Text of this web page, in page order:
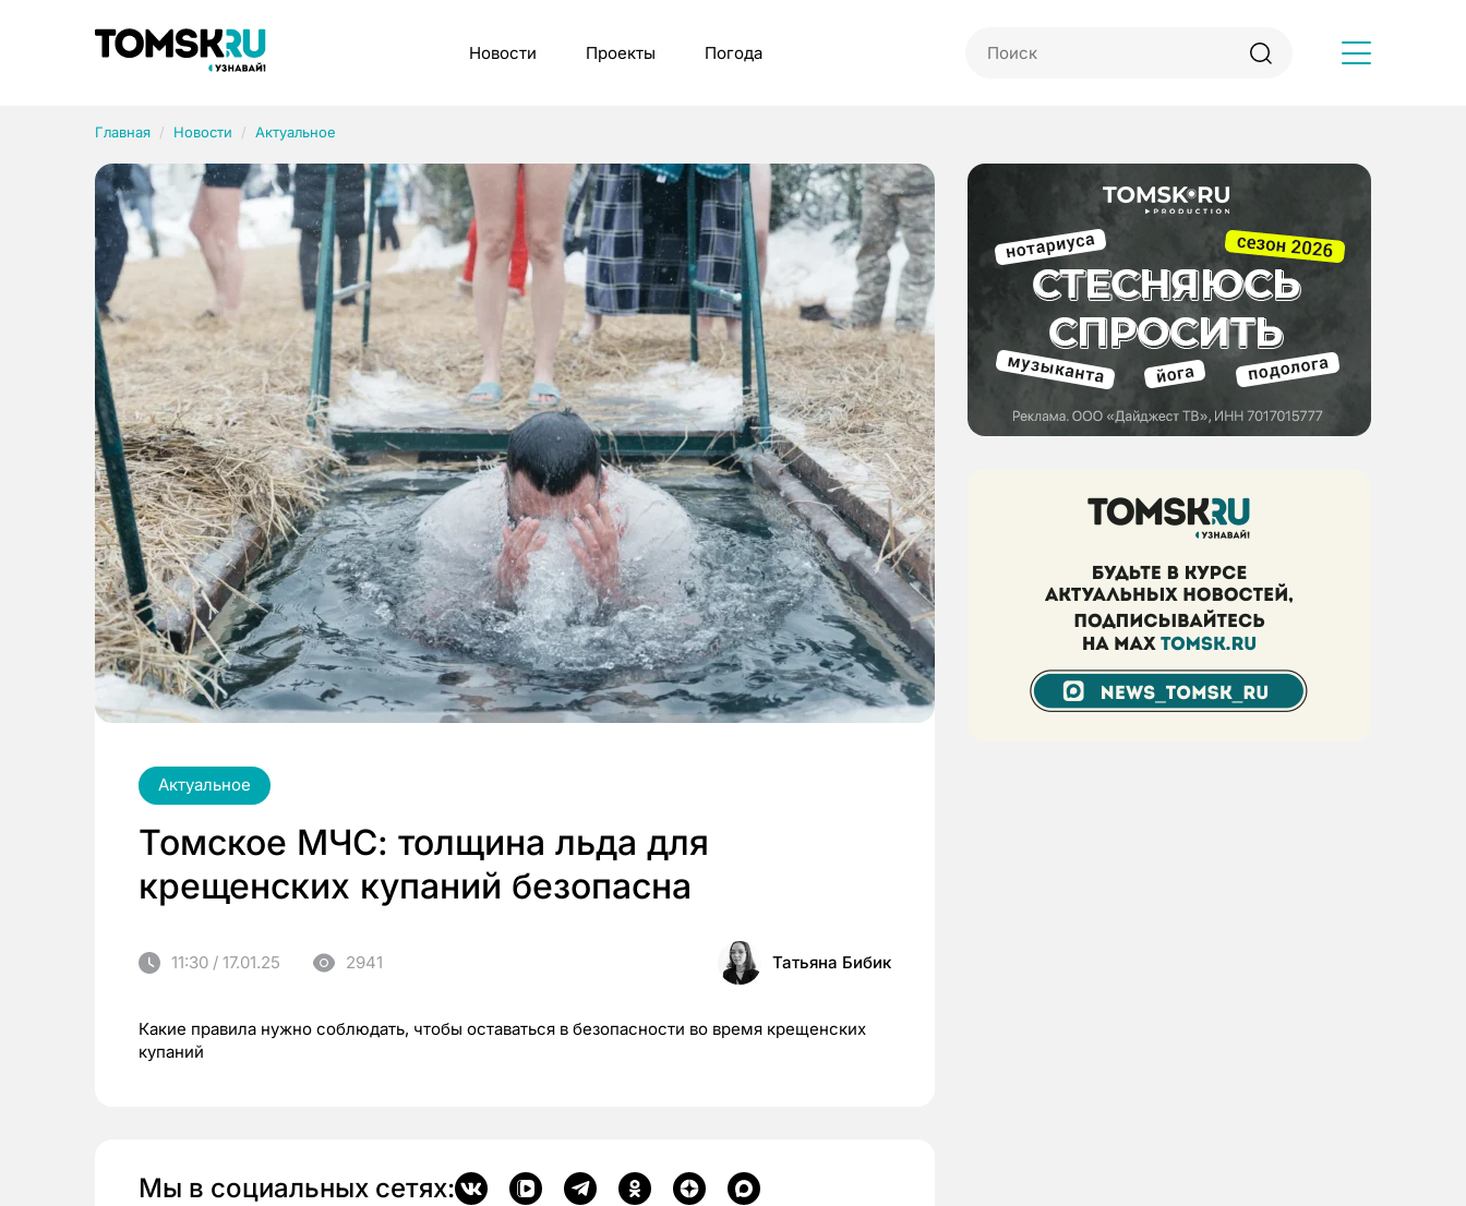
Новости Проекты Погода
Главная Новости Актуальное
Актуальное
Томское МЧС: толщина льда для
крещенских купаний безопасна
11:30 / 17.01.25 2941 Татьяна Бибик
Какие правила нужно соблюдать, чтобы оставаться в безопасности во время крещенских
купаний
Мы в социальных сетях:
Рубрики